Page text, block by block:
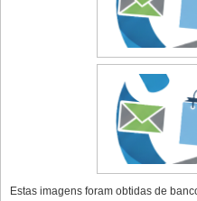
Estas imagens foram obtidas de